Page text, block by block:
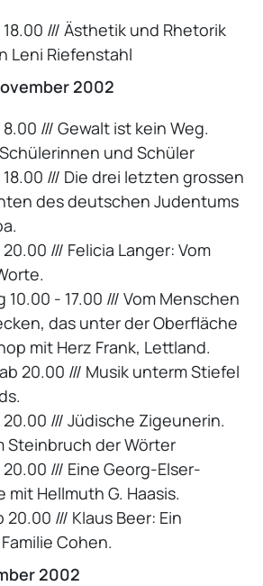
/// Ästhetik und Rhetorik
Leni Riefenstahl
2002
/// Gewalt ist kein Weg.
und Schüler
/// Die drei letzten grossen
des deutschen Judentums
/// Felicia Langer: Vom
10.00 - 17.00 /// Vom Menschen
das unter der Oberfläche
mit Herz Frank, Lettland.
20.00 /// Musik unterm Stiefel
/// Jüdische Zigeunerin.
Steinbruch der Wörter
/// Eine Georg-Elser-
mit Hellmuth G. Haasis.
/// Klaus Beer: Ein
Cohen.
2002